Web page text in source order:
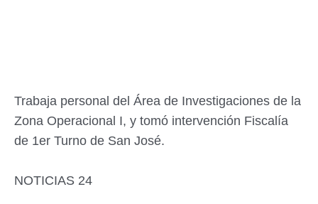
Trabaja personal del Área de Investigaciones de la
Zona Operacional I, y tomó intervención Fiscalía
de 1er Turno de San José.
NOTICIAS 24